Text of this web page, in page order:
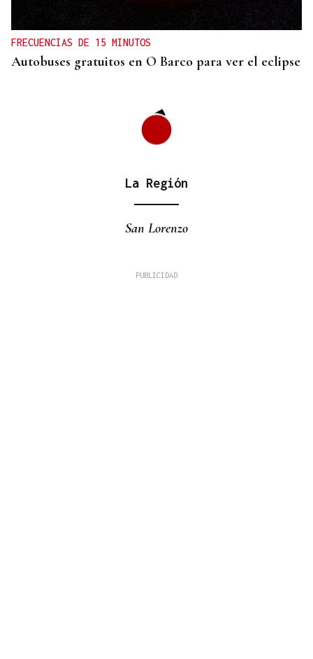
FRECUENCIAS DE 15 MINUTOS
Autobuses gratuitos en O Barco para ver el eclipse
La Región
San Lorenzo